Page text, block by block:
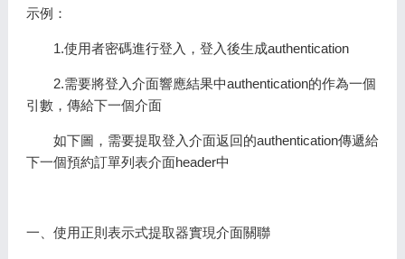
示例：
1.使用者密碼進行登入，登入後生成authentication
2.需要將登入介面響應結果中authentication的作為一個
引數，傳給下一個介面
如下圖，需要提取登入介面返回的authentication傳遞給
下一個預約訂單列表介面header中
一、使用正則表示式提取器實現介面關聯